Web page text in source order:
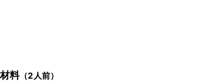
材料（2人前）